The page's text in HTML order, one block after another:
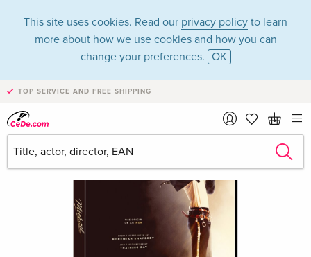
This site uses cookies. Read our privacy policy to learn
more about how we use cookies and how you can
change your preferences. OK
TOP SERVICE AND FREE SHIPPING